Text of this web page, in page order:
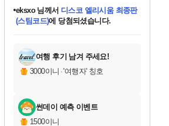
당첨되셨습니다.
당첨되셨습니다.
eksxo님께서 디스코 엘리시움 최종판
(스팀코드)에 당첨되셨습니다.
당첨되셨습니다.
당첨되셨습니다.
에디션 (스팀코드) 를 교환.
당첨되셨습니다.
당첨되셨습니다.
당첨되셨습니다.
당첨되셨습니다.
여행 후기 남겨 주세요!
3000이니 ·'여행자' 칭호
썬데이 예측 이벤트
1500이니